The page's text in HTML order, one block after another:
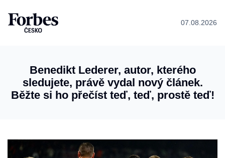
07.08.2026
Benedikt Lederer, autor, kterého
sledujete, právě vydal nový článek.
Běžte si ho přečíst teď, teď, prostě teď!